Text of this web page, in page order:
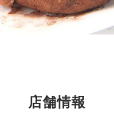
店舗情報